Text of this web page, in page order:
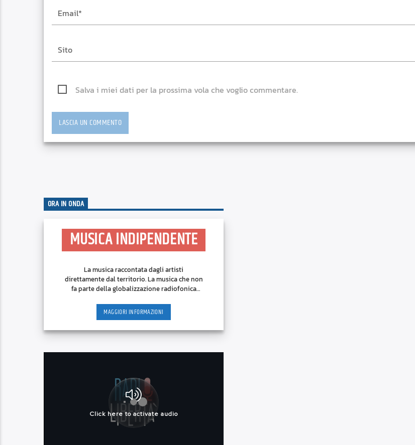
Salva i miei dati per la prossima vola che voglio commentare.
ORA IN ONDA
MUSICA INDIPENDENTE
La musica raccontata dagli artisti
direttamente dal territorio. La musica che non
fa parte della globalizzazione radiofonica
MAGGIORI INFORMAZIONI